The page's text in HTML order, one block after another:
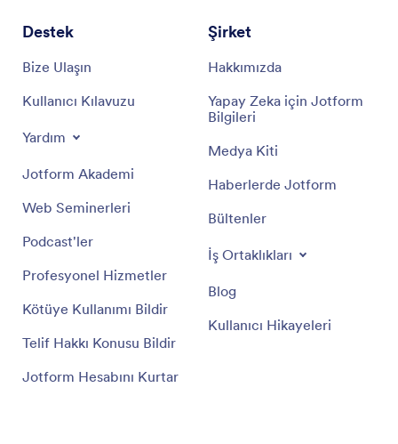
Destek
Bize Ulaşın
Kullanıcı Kılavuzu
Yardım
Jotform Akademi
Web Seminerleri
Podcast'ler
Profesyonel Hizmetler
Kötüye Kullanımı Bildir
Telif Hakkı Konusu Bildir
Jotform Hesabını Kurtar
Şirket
Hakkımızda
Yapay Zeka için Jotform
Bilgileri
Medya Kiti
Haberlerde Jotform
Bültenler
İş Ortaklıkları
Blog
Kullanıcı Hikayeleri